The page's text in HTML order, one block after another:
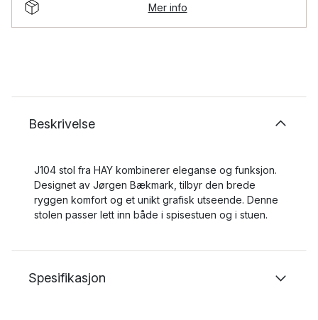
Mer info
Beskrivelse
J104 stol fra HAY kombinerer eleganse og funksjon.
Designet av Jørgen Bækmark, tilbyr den brede
ryggen komfort og et unikt grafisk utseende. Denne
stolen passer lett inn både i spisestuen og i stuen.
Spesifikasjon